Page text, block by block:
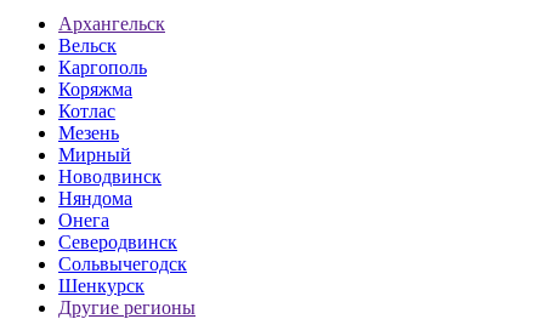
Архангельск
Вельск
Каргополь
Коряжма
Котлас
Мезень
Мирный
Новодвинск
Няндома
Онега
Северодвинск
Сольвычегодск
Шенкурск
Другие регионы